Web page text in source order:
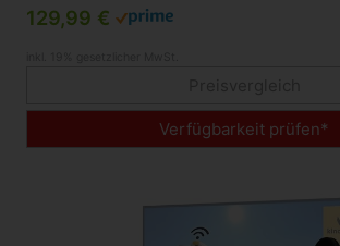
129,99 €
Verfügbarkeit prüfen*